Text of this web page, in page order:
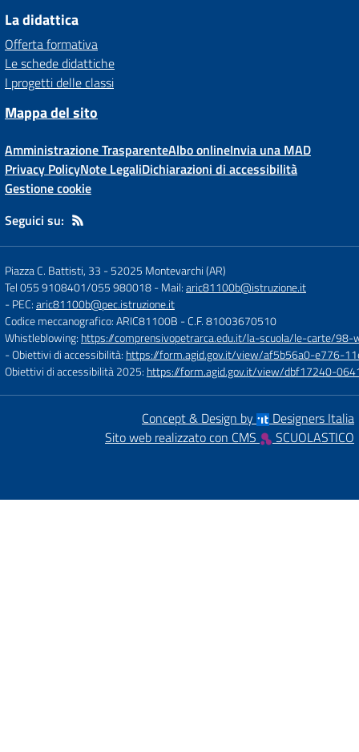
La didattica
Offerta formativa
Le schede didattiche
I progetti delle classi
Mappa del sito
Amministrazione TrasparenteAlbo onlineInvia una MAD
Privacy PolicyNote LegaliDichiarazioni di accessibilità
Gestione cookie
Seguici su:
Piazza C. Battisti, 33 -52025 Montevarchi (AR)
Tel 055 9108401/055 980018- Mail:aric81100b@istruzione.it
- PEC:aric81100b@pec.istruzione.it
Codice meccanografico: ARIC81100B - C.F. 81003670510
Whistleblowing: https://comprensivopetrarca.edu.it/la-scuola/le-carte/98-
- Obiettivi di accessibilità: https://form.agid.gov.it/view/af5b56a0-e776-
Obiettivi di accessibilità 2025: https://form.agid.gov.it/view/dbf17240-
Concept & Design by
Designers Italia
Sito web realizzato con CMS
SCUOLASTICO